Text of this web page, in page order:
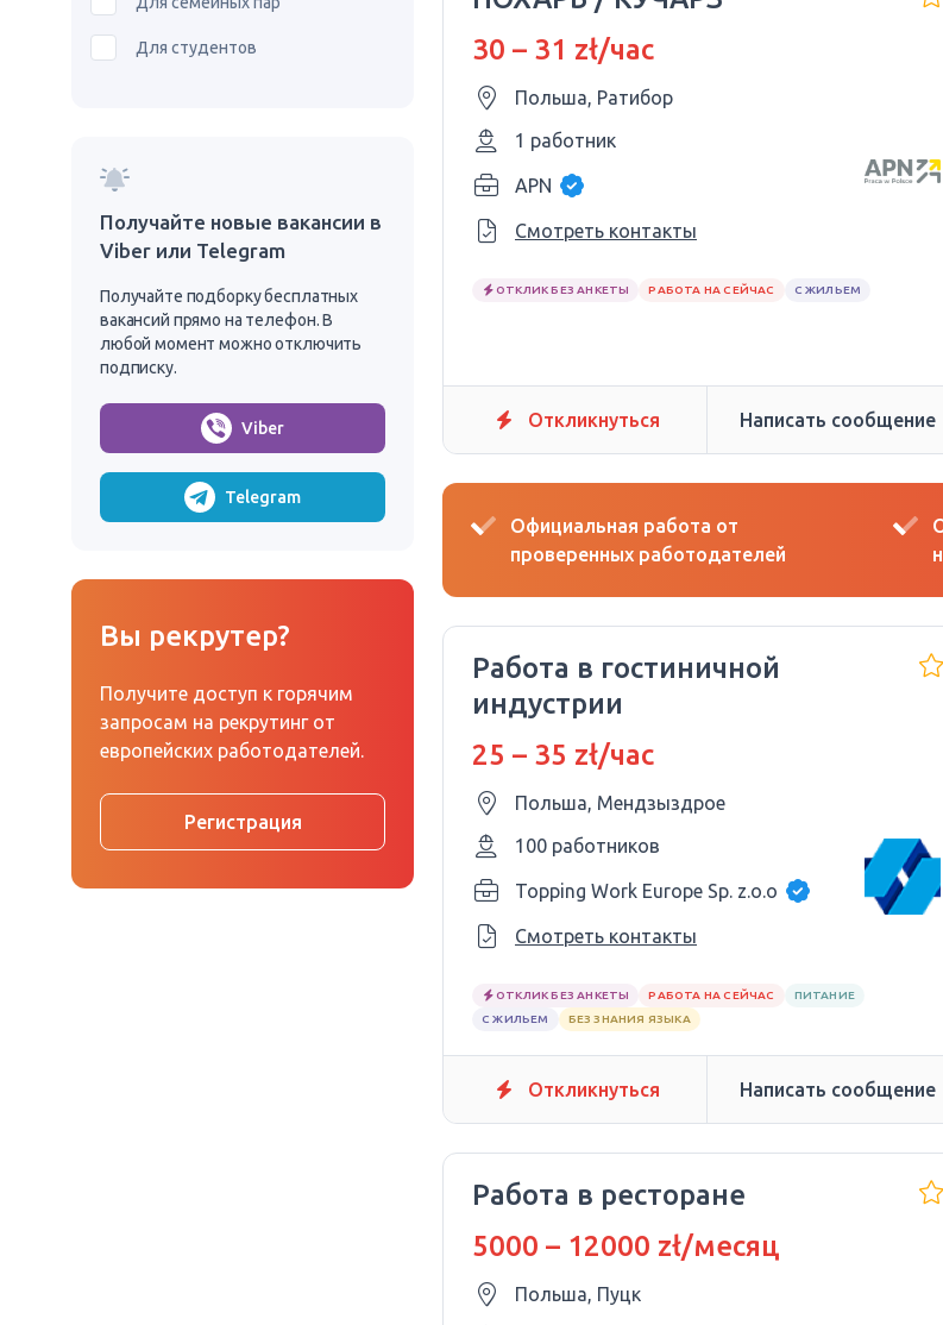
Для студентов
Получайте новые вакансии в
Viber или Telegram
Получайте подборку бесплатных
вакансий прямо на телефон. В
любой момент можно отключить
подписку.
Viber
Telegram
Вы рекрутер?
Получите доступ к горячим
запросам на рекрутинг от
европейских работодателей.
Регистрация
30 – 31 zł/час
Польша, Ратибор
1 работник
APN
Смотреть контакты
ОТКЛИК БЕЗ АНКЕТЫ РАБОТА НА СЕЙЧАС С ЖИЛЬЕМ
Откликнуться Написать сообщение
Официальная работа от
проверенных работодателей
Работа в гостиничной
индустрии
25 – 35 zł/час
Польша, Мендзыздрое
100 работников
Topping Work Europe Sp. z.o.o
Смотреть контакты
ОТКЛИК БЕЗ АНКЕТЫ РАБОТА НА СЕЙЧАС
ПИТАНИЕ
С ЖИЛЬЕМ
БЕЗ ЗНАНИЯ ЯЗЫКА
Откликнуться Написать сообщение
Работа в ресторане
5000 – 12000 zł/месяц
Польша, Пуцк